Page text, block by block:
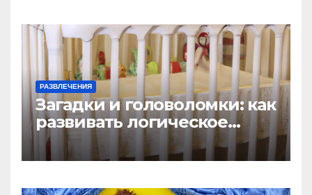
РАЗВЛЕЧЕНИЯ
Загадки и головоломки: как
развивать логическое
мышление у детей